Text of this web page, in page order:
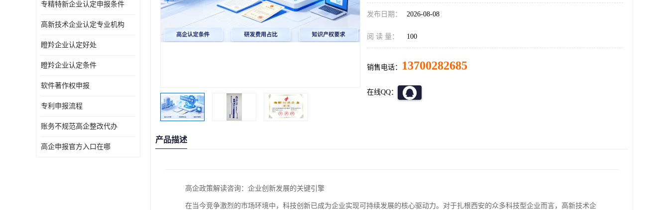
专精特新企业认定申报条件
高新技术企业认定专业机构
瞪羚企业认定好处
瞪羚企业认定条件
软件著作权申报
专利申报流程
账务不规范高企整改代办
高企申报官方入口在哪
发布日期： 2026-08-08
阅 读 量： 100
销售电话： 13700282685
在线QQ：
产品描述
高企政策解读咨询：企业创新发展的关键引擎
在当今竞争激烈的市场环境中，科技创新已成为企业实现可持续发展的核心驱动力。对于扎根西安的众多科技型企业而言，高新技术企